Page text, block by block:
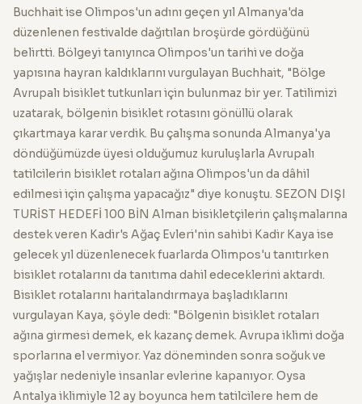
Buchhait ise Olimpos'un adını geçen yıl Almanya'da
düzenlenen festivalde dağıtılan broşürde gördüğünü
belirtti. Bölgeyi tanıyınca Olimpos'un tarihi ve doğa
yapısına hayran kaldıklarını vurgulayan Buchhait, "Bölge
Avrupalı bisiklet tutkunları için bulunmaz bir yer. Tatilimizi
uzatarak, bölgenin bisiklet rotasını gönüllü olarak
çıkartmaya karar verdik. Bu çalışma sonunda Almanya'ya
döndüğümüzde üyesi olduğumuz kuruluşlarla Avrupalı
tatilcilerin bisiklet rotaları ağına Olimpos'un da dâhil
edilmesi için çalışma yapacağız" diye konuştu. SEZON DIŞI
TURİST HEDEFİ 100 BİN Alman bisikletçilerin çalışmalarına
destek veren Kadir's Ağaç Evleri'nin sahibi Kadir Kaya ise
gelecek yıl düzenlenecek fuarlarda Olimpos'u tanıtırken
bisiklet rotalarını da tanıtıma dahil edeceklerini aktardı.
Bisiklet rotalarını haritalandırmaya başladıklarını
vurgulayan Kaya, şöyle dedi: "Bölgenin bisiklet rotaları
ağına girmesi demek, ek kazanç demek. Avrupa iklimi doğa
sporlarına el vermiyor. Yaz döneminden sonra soğuk ve
yağışlar nedeniyle insanlar evlerine kapanıyor. Oysa
Antalya iklimiyle 12 ay boyunca hem tatilcilere hem de